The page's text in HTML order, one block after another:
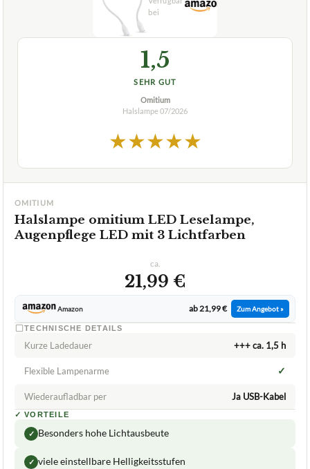
1,5
SEHR GUT
Omitium
Halslampe 07/2026
★★★★★
OMITIUM
Halslampe omitium LED Leselampe,
Augenpflege LED mit 3 Lichtfarben
ca.
21,99 €
Amazon ab 21,99 € Zum Angebot »
TECHNISCHE DETAILS
Kurze Ladedauer +++ ca. 1,5 h
Flexible Lampenarme ✓
Wiederaufladbar per Ja USB-Kabel
✓ VORTEILE
✓ Besonders hohe Lichtausbeute
✓ viele einstellbare Helligkeitsstufen